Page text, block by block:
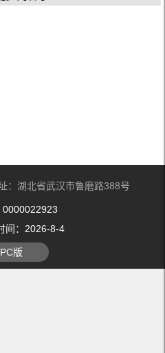
：湖北省武汉市鲁磨路388号
0000022923
： 2026-8-4
PC版